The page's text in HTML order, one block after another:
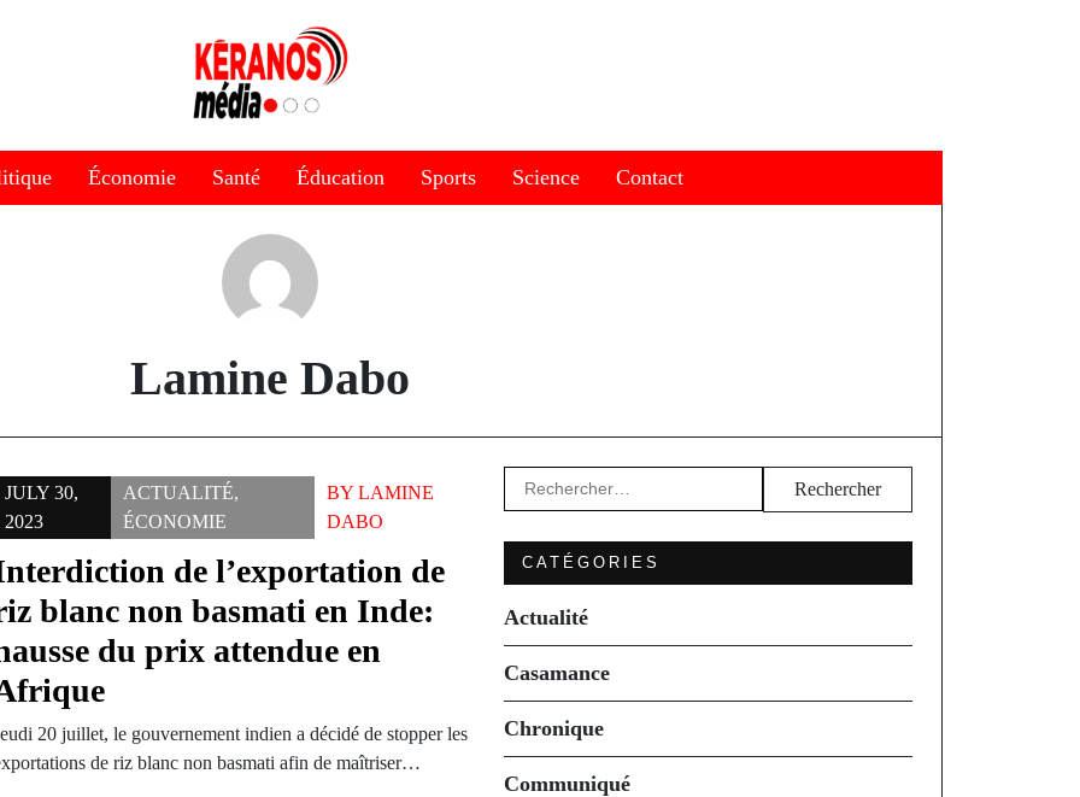
Économie Santé Éducation Sports Science Contact
Lamine Dabo
JULY 30,
2023
ACTUALITÉ,
ÉCONOMIE
BYLAMINE
DABO
de l’exportation de
blanc non basmati en Inde:
du prix attendue en
20 juillet, le gouvernement indien a décidé de stopper les
de riz blanc non basmati afin de maîtriser…
Rechercher :
CATÉGORIES
Actualité
Casamance
Chronique
Communiqué